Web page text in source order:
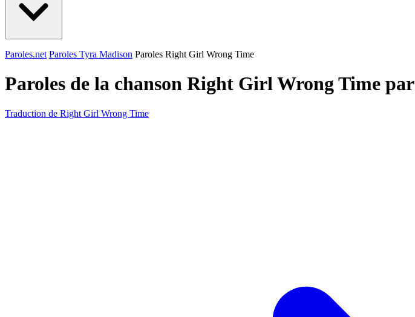
Paroles.net Paroles Tyra Madison Paroles Right Girl Wrong Time
Paroles de la chanson Right Girl Wrong Time par
Traduction de Right Girl Wrong Time